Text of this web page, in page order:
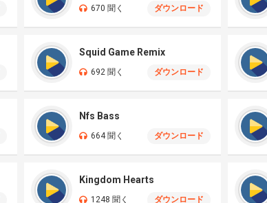
670 聞く ダウンロード
Squid Game Remix
692 聞く ダウンロード
Nfs Bass
664 聞く ダウンロード
Kingdom Hearts
1248 聞く ダウンロード